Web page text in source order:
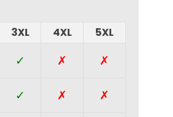
3XL 4XL 5XL
✓ ✗ ✗
✓ ✗ ✗